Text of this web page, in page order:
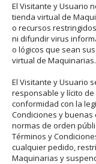
El Visitante y Usuario
tienda virtual de
o recursos
ni difundir virus
o lógicos que sean
virtual de Maquinarias.
El Visitante y Usuario
responsable y lícito
conformidad con la
Condiciones y
normas de orden
Términos y
cualquier pedido,
Maquinarias y